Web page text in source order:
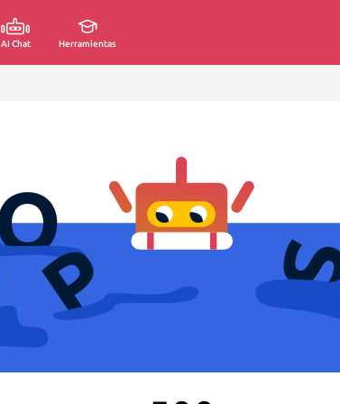
AI Chat Herramientas